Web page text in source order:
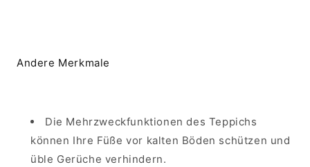
Andere Merkmale
Die Mehrzweckfunktionen des Teppichs
können Ihre Füße vor kalten Böden schützen und
üble Gerüche verhindern.